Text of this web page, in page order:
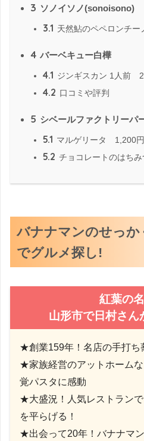
3 ソノイソノ(sonoisono)
3.1 天然鮎のペペロンチ
4 バーベキュー白樺
4.1 ジンギスカン 1人前
4.2 口コミや評判
5 シベールファクトリーパ
5.1 マルゲリータ 1,200円
5.2 チョコレートのはち
バナナマンのせっか
でグルメ探し!
紅葉の
山形市で日村さん
★創業159年！名店の手打ち
★家族経営のアットホーム
覚パスタに感動
★大盛況！人気レストラン
を平らげる！
★出会って20年！バナナマ